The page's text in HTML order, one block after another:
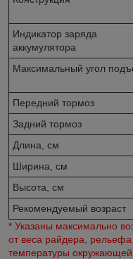
Индикатор заряда
аккумулятора
Максимальный угол
Передний тормоз
Задний тормоз
Длина, см
Ширина, см
Высота, см
Рекомендуемый возраст
* Указаны максимально
от веса райдера, рельефа
температуры окружающей